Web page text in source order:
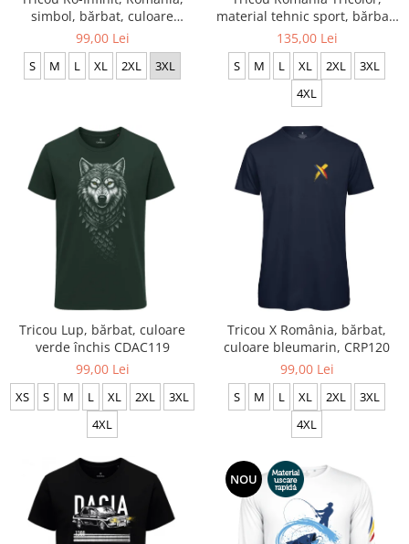
simbol, bărbat, culoare
bleumarin CRP126
99,00 Lei
S M L XL 2XL 3XL
material tehnic sport, bărbat,
culoare galbenă, CS45
135,00 Lei
S M L XL 2XL
3XL
4XL
Tricou Lup, bărbat, culoare
verde închis CDAC119
99,00 Lei
XS S M L XL 2XL
3XL
4XL
Tricou X România, bărbat,
culoare bleumarin, CRP120
99,00 Lei
S M L XL 2XL
3XL
4XL
NOU